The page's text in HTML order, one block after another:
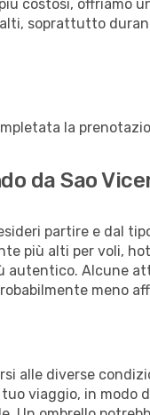
costosi, offriamo
soprattutto
la
da Sao
partire e dal
più alti per voli,
autentico. Alcune
meno
alle diverse
viaggio, in modo